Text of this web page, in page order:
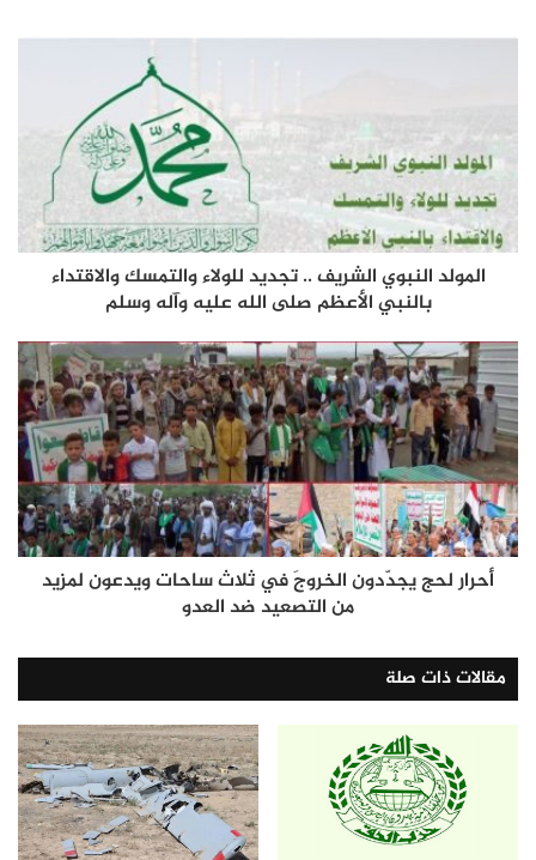
المولد النبوي الشريف .. تجديد للولاء والتمسك والاقتداء
بالنبي الأعظم صلى الله عليه وآله وسلم
أحرار لحج يجدّدون الخروجَ في ثلاث ساحات ويدعون لمزيد
من التصعيد ضد العدو
مقالات ذات صلة